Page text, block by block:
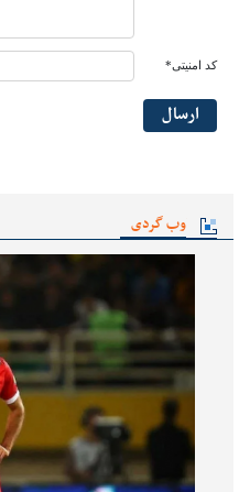
وب گردی
کد امنیتی*
ارسال